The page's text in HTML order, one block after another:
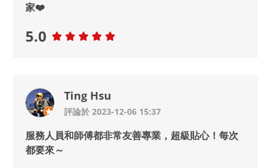
家❤️
5.0
Ting Hsu
評論於 2023-12-06 15:37
服務人員和師傅都非常友善專業，超級貼心！每次
都要來～